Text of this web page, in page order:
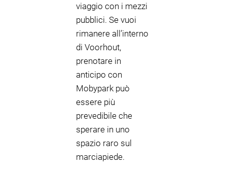
viaggio con i mezzi
pubblici. Se vuoi
rimanere all’interno
di Voorhout,
prenotare in
anticipo con
Mobypark può
essere più
prevedibile che
sperare in uno
spazio raro sul
marciapiede.